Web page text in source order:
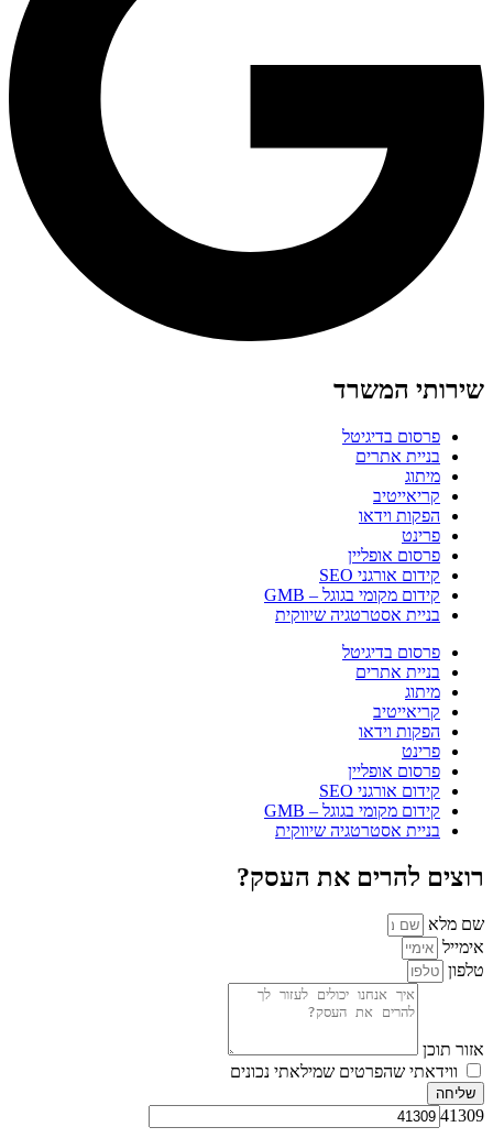
שירותי המשרד
פרסום בדיגיטל
בניית אתרים
מיתוג
קריאייטיב
הפקות וידאו
פרינט
פרסום אופליין
קידום אורגני SEO
קידום מקומי בגוגל – GMB
בניית אסטרטגיה שיווקית
פרסום בדיגיטל
בניית אתרים
מיתוג
קריאייטיב
הפקות וידאו
פרינט
פרסום אופליין
קידום אורגני SEO
קידום מקומי בגוגל – GMB
בניית אסטרטגיה שיווקית
רוצים להרים את העסק?
שם מלא
אימייל
טלפון
אזור תוכן
ווידאתי שהפרטים שמילאתי נכונים
שליחה
41309